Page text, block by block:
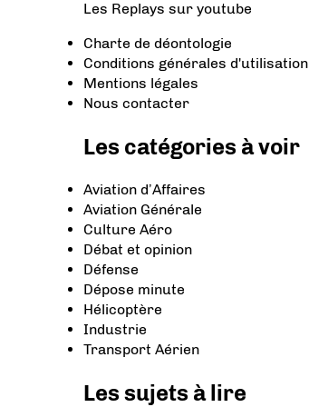
Les Replays sur youtube
Charte de déontologie
Conditions générales d'utilisation
Mentions légales
Nous contacter
Les catégories à voir
Aviation d’Affaires
Aviation Générale
Culture Aéro
Débat et opinion
Défense
Dépose minute
Hélicoptère
Industrie
Transport Aérien
Les sujets à lire